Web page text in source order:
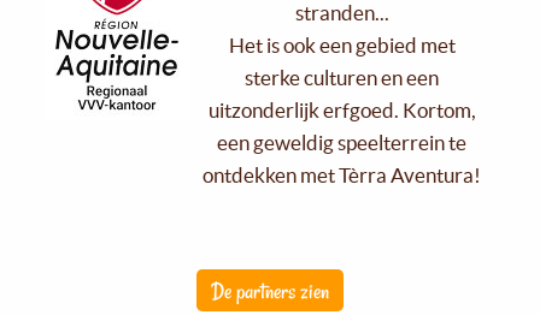
stranden...
Het is ook een gebied met
sterke culturen en een
uitzonderlijk erfgoed. Kortom,
een geweldig speelterrein te
ontdekken met Tèrra Aventura!
De partners zien